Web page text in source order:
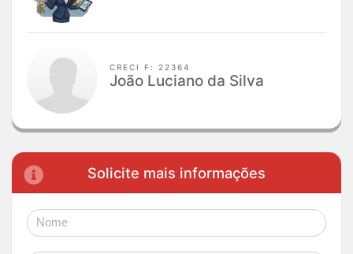
CRECI F: 22364
João Luciano da Silva
Solicite mais informações